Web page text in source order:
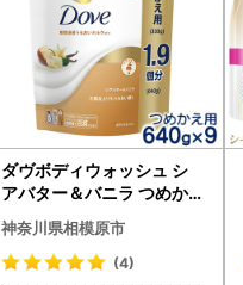
ダヴボディウォッシュ シ
アバター＆バニラ つめか
え用640g×9 ※離島への配
送不可
神奈川県相模原市
(4)